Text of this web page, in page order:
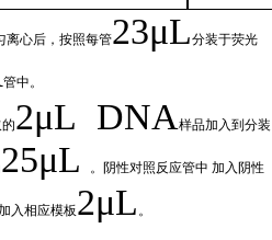
离心后，按照每管23μL分装于荧光
管中。
2μL DNA样品加入到分装
25μL 。阴性对照反应管中 加入阴性
入相应模板2μL 。